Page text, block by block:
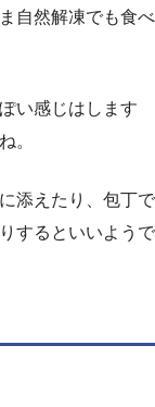
自然解凍でも食べ
い感じはします
。
添えたり、包丁で
するといいようで